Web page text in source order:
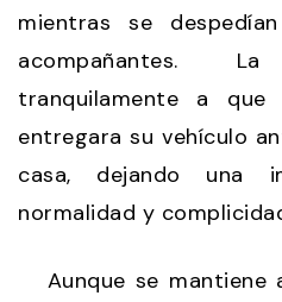
mientras se
acompañantes.
tranquilamente a que
entregara su vehículo
casa, dejando una
normalidad y
Aunque se mantiene